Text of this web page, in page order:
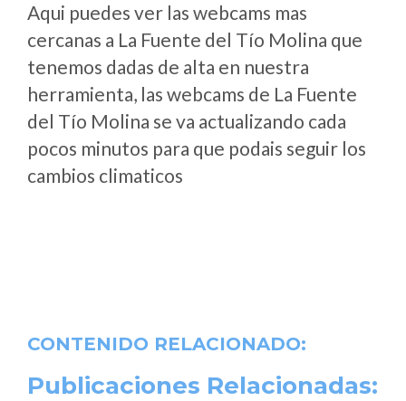
Aqui puedes ver las webcams mas
cercanas a La Fuente del Tío Molina que
tenemos dadas de alta en nuestra
herramienta, las webcams de La Fuente
del Tío Molina se va actualizando cada
pocos minutos para que podais seguir los
cambios climaticos
CONTENIDO RELACIONADO:
Publicaciones Relacionadas: